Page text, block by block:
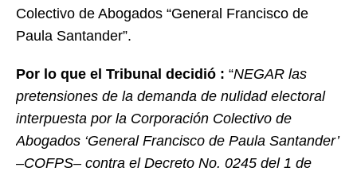
Colectivo de Abogados “General Francisco de
Paula Santander”.
Por lo que el Tribunal decidió : “NEGAR las
pretensiones de la demanda de nulidad electoral
interpuesta por la Corporación Colectivo de
Abogados ‘General Francisco de Paula Santander’
–COFPS– contra el Decreto No. 0245 del 1 de